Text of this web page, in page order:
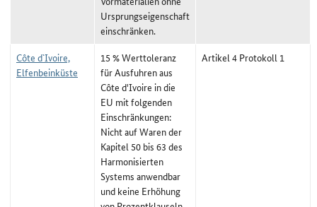
Ursprungseigenschaft
einschränken.
Côte d`Ivoire,
Elfenbeinküste
15 % Werttoleranz
für Ausfuhren aus
Côte d'Ivoire in die
EU mit folgenden
Einschränkungen:
Nicht auf Waren der
Kapitel 50 bis 63 des
Harmonisierten
Systems anwendbar
und keine Erhöhung
Artikel 4 Protokoll 1